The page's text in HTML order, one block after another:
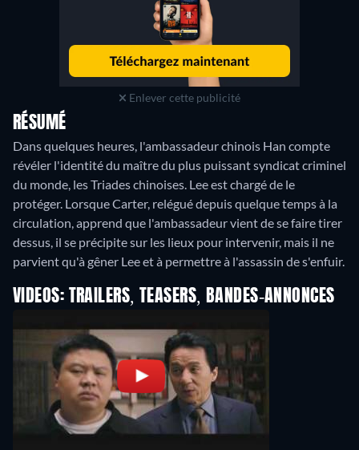
Enlever cette publicité
RÉSUMÉ
Dans quelques heures, l'ambassadeur chinois Han compte
révéler l'identité du maître du plus puissant syndicat criminel
du monde, les Triades chinoises. Lee est chargé de le
protéger. Lorsque Carter, relégué depuis quelque temps à la
circulation, apprend que l'ambassadeur vient de se faire tirer
dessus, il se précipite sur les lieux pour intervenir, mais il ne
parvient qu'à gêner Lee et à permettre à l'assassin de s'enfuir.
VIDEOS: TRAILERS, TEASERS, BANDES-ANNONCES